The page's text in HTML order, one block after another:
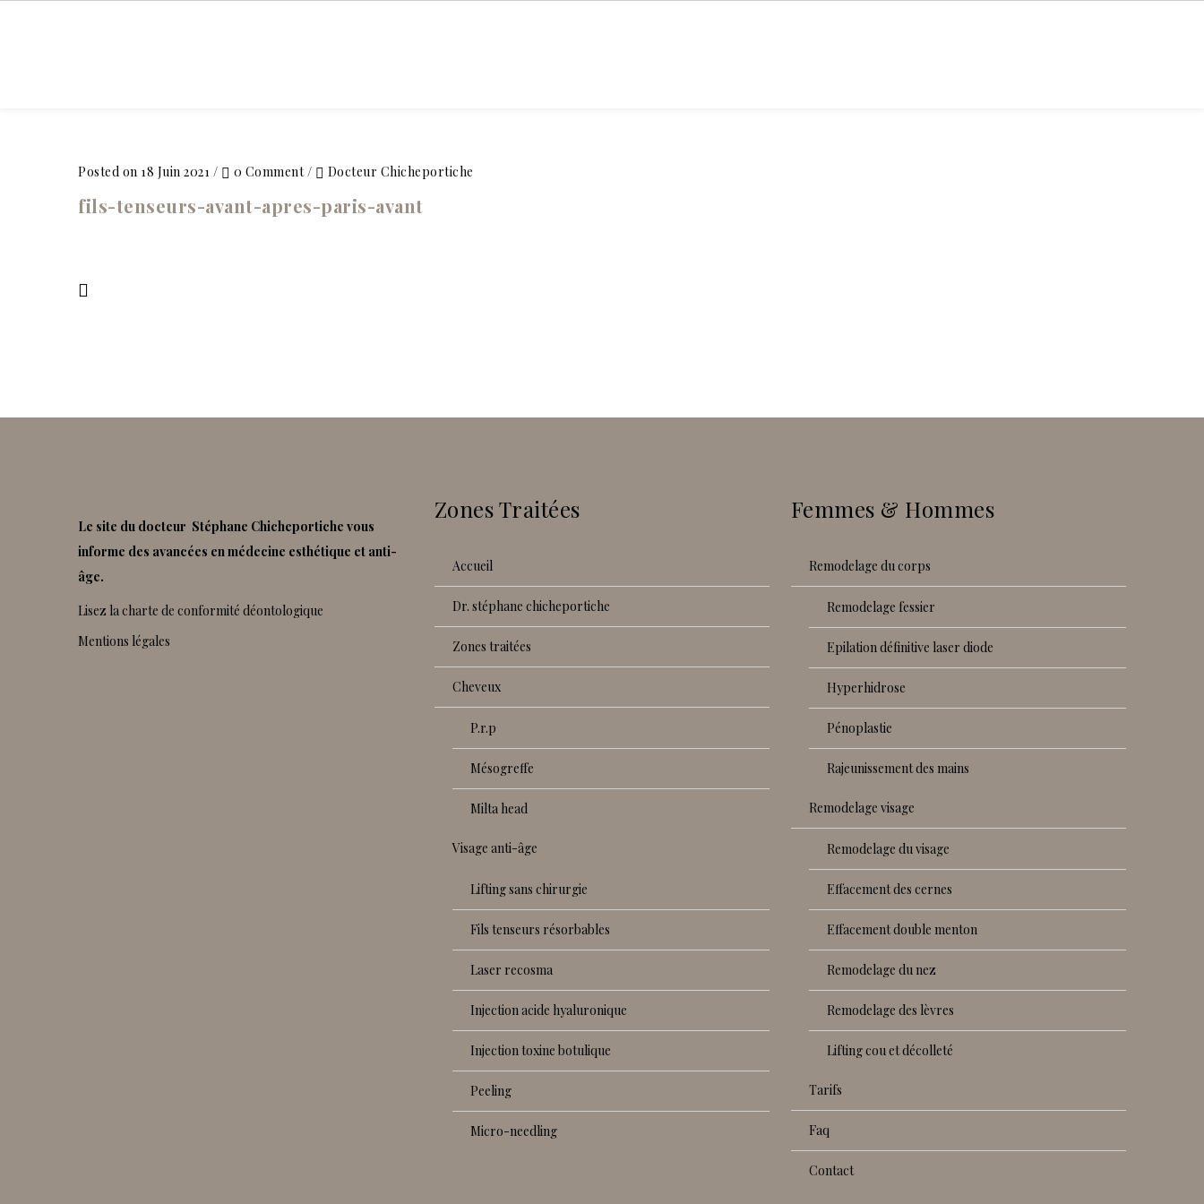
Posted on 18 Juin 2021 / 0 Comment / Docteur Chicheportiche
fils-tenseurs-avant-apres-paris-avant
Le site du docteur Stéphane Chicheportiche vous
informe des avancées en médecine esthétique et anti-
âge.
Lisez la charte de conformité déontologique
Mentions légales
Zones Traitées
accueil
dr. stéphane chicheportiche
zones traitées
cheveux
p.r.p
mésogreffe
milta head
visage anti-âge
lifting sans chirurgie
fils tenseurs résorbables
laser recosma
injection acide hyaluronique
injection toxine botulique
peeling
micro-needling
Femmes & Hommes
remodelage du corps
remodelage fessier
epilation définitive laser diode
hyperhidrose
pénoplastie
rajeunissement des mains
remodelage visage
remodelage du visage
effacement des cernes
effacement double menton
remodelage du nez
remodelage des lèvres
lifting cou et décolleté
tarifs
faq
contact